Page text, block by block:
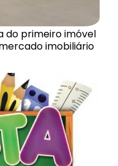
do primeiro imóvel
imobiliário